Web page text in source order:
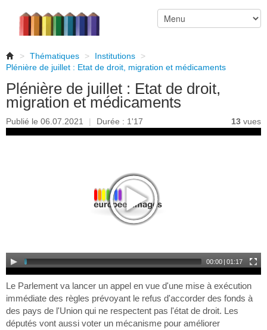
> Thématiques > Institutions
>
Plénière de juillet : Etat de droit, migration et médicaments
Plénière de juillet : Etat de droit,
migration et médicaments
Publié le 06.07.2021 | Durée : 1'17 13 vues
00:00 | 01:17
Le Parlement va lancer un appel en vue d'une mise à exécution
immédiate des règles prévoyant le refus d'accorder des fonds à
des pays de l'Union qui ne respectent pas l'état de droit. Les
députés vont aussi voter un mécanisme pour améliorer